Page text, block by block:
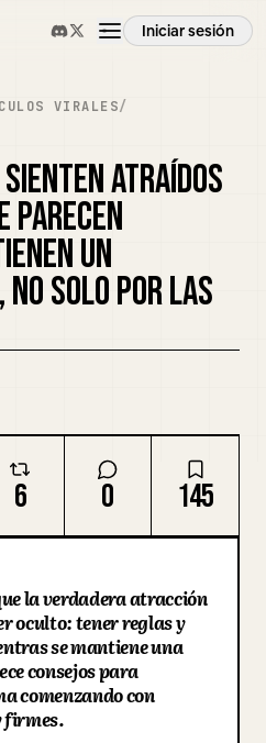
Iniciar sesión
・No ir a restaurantes que no quieras comer
・No quedar en días que no quieras quedar
y eventualmente se convierte en una "gran masa sólida" ✌️
Aprende "Cómo construir un núcleo invisible"
VIRALES/
ATRAÍDOS
PARECEN
UN
SOLO POR LAS
6 0 145
la verdadera atracción
oculto: tener reglas y
se mantiene una
consejos para
comenzando con
firmes.